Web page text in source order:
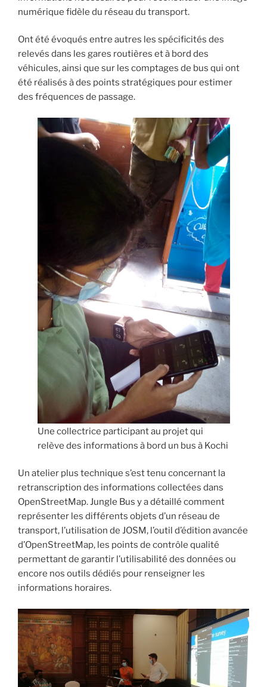
numérique fidèle du réseau du transport.
Ont été évoqués entre autres les spécificités des
relevés dans les gares routières et à bord des
véhicules, ainsi que sur les comptages de bus qui ont
été réalisés à des points stratégiques pour estimer
des fréquences de passage.
Une collectrice participant au projet qui
relève des informations à bord un bus à Kochi
Un atelier plus technique s’est tenu concernant la
retranscription des informations collectées dans
OpenStreetMap. Jungle Bus y a détaillé comment
représenter les différents objets d’un réseau de
transport, l’utilisation de JOSM, l’outil d’édition avancée
d’OpenStreetMap, les points de contrôle qualité
permettant de garantir l’utilisabilité des données ou
encore nos outils dédiés pour renseigner les
informations horaires.